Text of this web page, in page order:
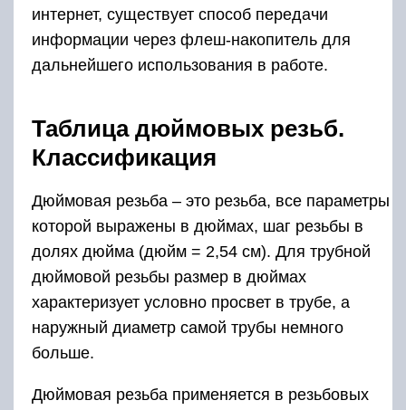
интернет, существует способ передачи
информации через флеш-накопитель для
дальнейшего использования в работе.
Таблица дюймовых резьб.
Классификация
Дюймовая резьба – это резьба, все параметры
которой выражены в дюймах, шаг резьбы в
долях дюйма (дюйм = 2,54 см). Для трубной
дюймовой резьбы размер в дюймах
характеризует условно просвет в трубе, а
наружный диаметр самой трубы немного
больше.
Дюймовая резьба применяется в резьбовых